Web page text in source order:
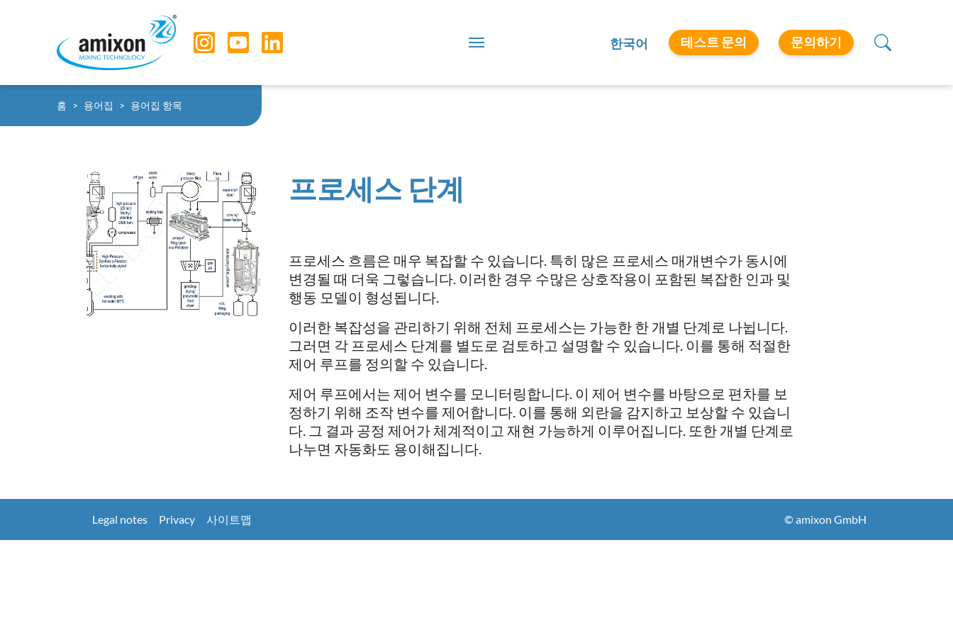
한국어 테스트 문의 문의하기
You are here:
홈 용어집 용어집 항목
프로세스 단계
프로세스 흐름은 매우 복잡할 수 있습니다. 특히 많은 프로세스 매개변수가 동시에
변경될 때 더욱 그렇습니다. 이러한 경우 수많은 상호작용이 포함된 복잡한 인과 및
행동 모델이 형성됩니다.
이러한 복잡성을 관리하기 위해 전체 프로세스는 가능한 한 개별 단계로 나뉩니다.
그러면 각 프로세스 단계를 별도로 검토하고 설명할 수 있습니다. 이를 통해 적절한
제어 루프를 정의할 수 있습니다.
제어 루프에서는 제어 변수를 모니터링합니다. 이 제어 변수를 바탕으로 편차를 보
정하기 위해 조작 변수를 제어합니다. 이를 통해 외란을 감지하고 보상할 수 있습니
다. 그 결과 공정 제어가 체계적이고 재현 가능하게 이루어집니다. 또한 개별 단계로
나누면 자동화도 용이해집니다.
Legal notes Privacy 사이트맵 © amixon GmbH